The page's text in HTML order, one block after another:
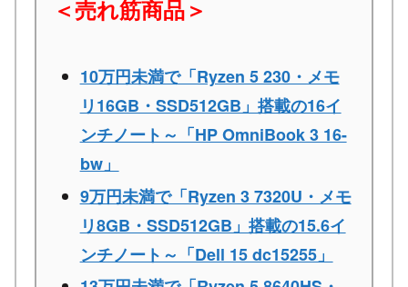
＜売れ筋商品＞
10万円未満で「Ryzen 5 230・メモ
リ16GB・SSD512GB」搭載の16イ
ンチノート～「HP OmniBook 3 16-
bw」
9万円未満で「Ryzen 3 7320U・メモ
リ8GB・SSD512GB」搭載の15.6イ
ンチノート～「Dell 15 dc15255」